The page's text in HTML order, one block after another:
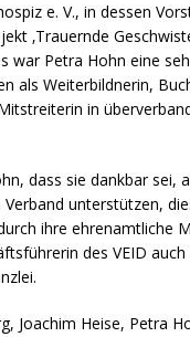
e. V., in dessen
‚Trauernde
war Petra Hohn eine
als Weiterbildnerin,
in
dass sie dankbar sei,
unterstützen,
ihre ehrenamtliche
des VEID
Joachim Heise, Petra